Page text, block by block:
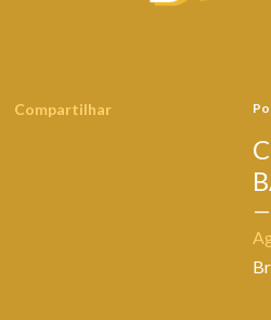
Compartilhar